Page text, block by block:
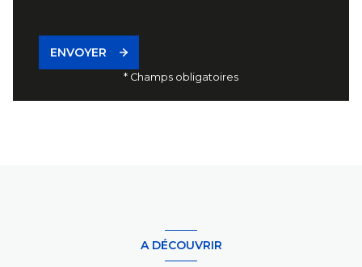
ENVOYER
* Champs obligatoires
A DÉCOUVRIR